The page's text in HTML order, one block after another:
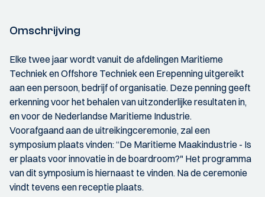
Omschrijving
Elke twee jaar wordt vanuit de afdelingen Maritieme
Techniek en Offshore Techniek een Erepenning uitgereikt
aan een persoon, bedrijf of organisatie. Deze penning geeft
erkenning voor het behalen van uitzonderlijke resultaten in,
en voor de Nederlandse Maritieme Industrie.
Voorafgaand aan de uitreikingceremonie, zal een
symposium plaats vinden: “De Maritieme Maakindustrie - Is
er plaats voor innovatie in de boardroom?" Het programma
van dit symposium is hiernaast te vinden. Na de ceremonie
vindt tevens een receptie plaats.